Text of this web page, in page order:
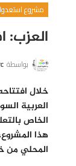
العزب:
بواسطة
خلال
العربية
الخاص
هذا
المحلي من